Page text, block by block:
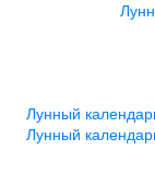
Лунный
Лунный